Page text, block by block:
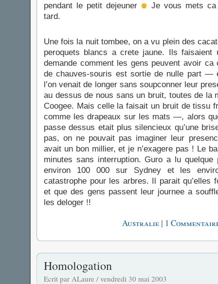
pendant le petit dejeuner
Je vous mets
tard.
Une fois la nuit tombee, on a vu plein des
peroquets blancs a crete jaune. Ils faisaient
demande comment les gens peuvent avoir
de chauves-souris est sortie de nulle part —
l’on venait de longer sans soupconner leur
au dessus de nous sans un bruit, toutes de la
Coogee. Mais celle la faisait un bruit de tissu
comme les drapeaux sur les mats —, alors
passe dessus etait plus silencieux qu’une
pas, on ne pouvait pas imaginer leur
avait un bon millier, et je n’exagere pas ! Le
minutes sans interruption. Guro a lu quelque
environ 100 000 sur Sydney et les
catastrophe pour les arbres. Il parait qu’elles
et que des gens passent leur journee a
les deloger !!
Australie | 1
Homologation
Ecrit par ALaure / vendredi 30 mai 2003